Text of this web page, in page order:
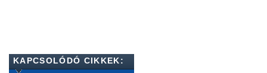
KAPCSOLÓDÓ CIKKEK: